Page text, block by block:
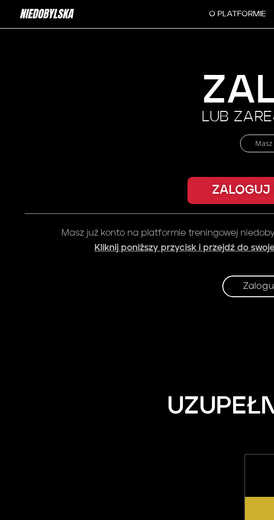
O PLATFORMIE
LUB
ZALOGUJ
Masz już konto na platformie treningowej
Kliknij poniższy przycisk i przejdź do